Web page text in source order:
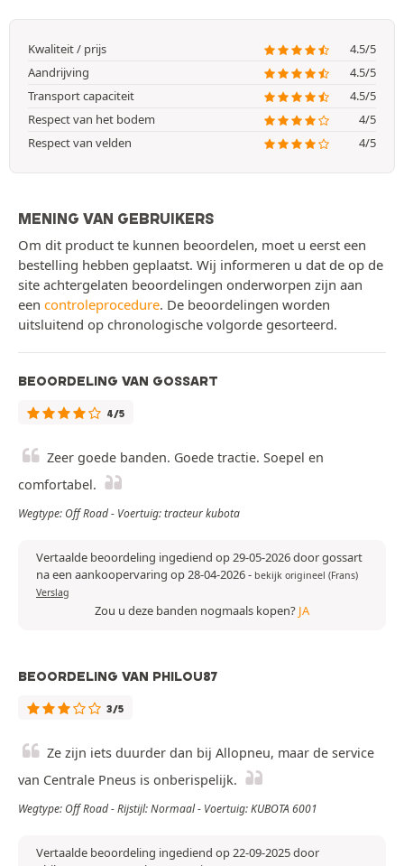
Kwaliteit / prijs
4.5/5
Aandrijving
4.5/5
Transport capaciteit
4.5/5
Respect van het bodem
4/5
Respect van velden
4/5
MENING VAN GEBRUIKERS
Om dit product te kunnen beoordelen, moet u eerst een
bestelling hebben geplaatst. Wij informeren u dat de op de
site achtergelaten beoordelingen onderworpen zijn aan
een controleprocedure. De beoordelingen worden
uitsluitend op chronologische volgorde gesorteerd.
BEOORDELING VAN GOSSART
4/5
Zeer goede banden. Goede tractie. Soepel en
comfortabel.
Wegtype: Off Road - Voertuig: tracteur kubota
Vertaalde beoordeling ingediend op 29-05-2026 door gossart
na een aankoopervaring op 28-04-2026- bekijk origineel (Frans)
Verslag
Zou u deze banden nogmaals kopen? JA
BEOORDELING VAN PHILOU87
3/5
Ze zijn iets duurder dan bij Allopneu, maar de service
van Centrale Pneus is onberispelijk.
Wegtype: Off Road - Rijstijl: Normaal - Voertuig: KUBOTA 6001
Vertaalde beoordeling ingediend op 22-09-2025 door